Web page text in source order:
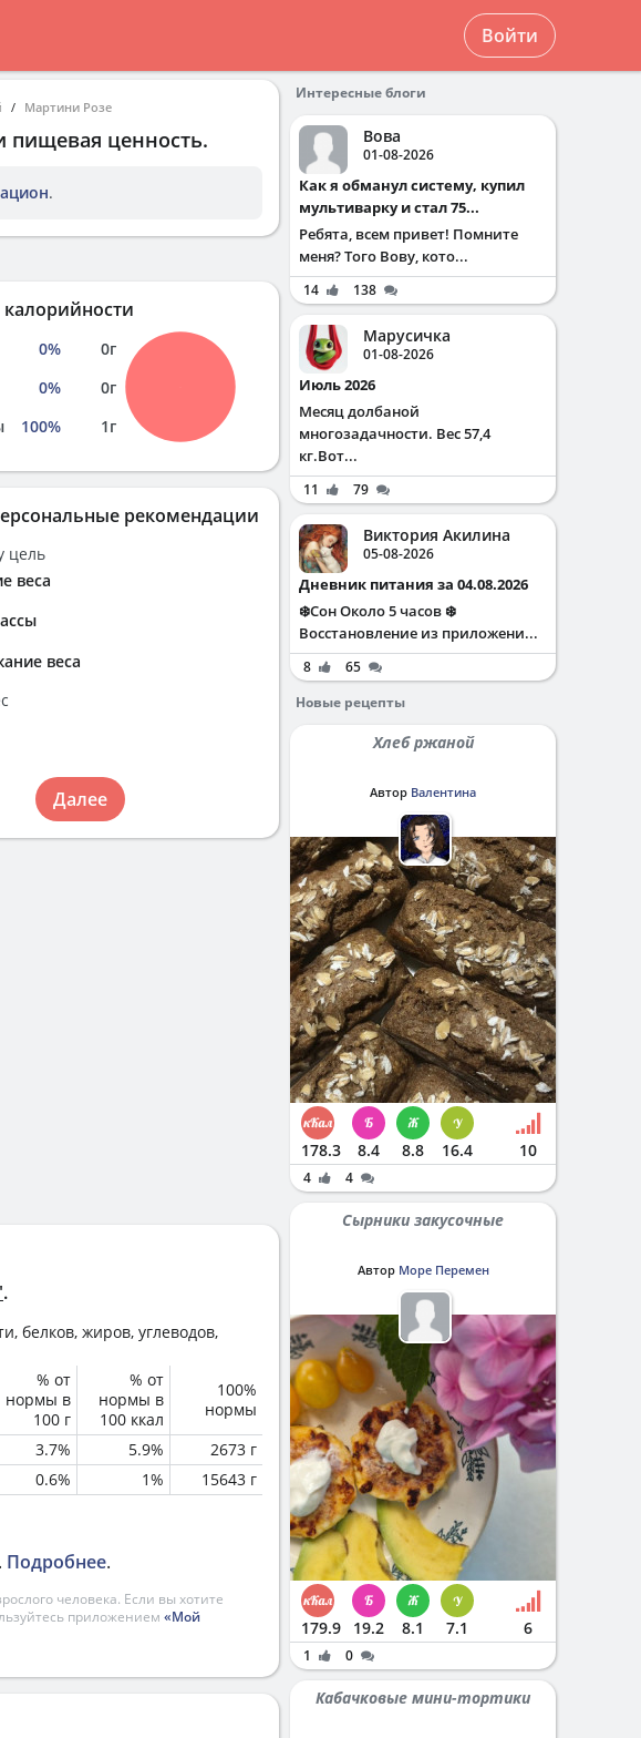
Войти
Мартини Розе
пищевая ценность.
.
.
белков, жиров, углеводов,
% от
нормы в
100 г
% от
нормы в
100 ккал
100%
нормы
3.7% 5.9%
2673 г
0.6% 1% 15643 г
Подробнее.
человека. Если вы хотите
приложением «Мой
0% 0г
0% 0г
100% 1г
рекомендации
цель
веса
веса
Далее
Интересные блоги
Вова
01-08-2026
Как я обманул систему, купил
мультиварку и стал 75...
Ребята, всем привет! Помните
меня? Того Вову, кото...
14 138
Марусичка
01-08-2026
Июль 2026
Месяц долбаной
многозадачности. Вес 57,4
кг.Вот...
11 79
Виктория Акилина
05-08-2026
Дневник питания за 04.08.2026
❄️Сон Около 5 часов ❄️
Восстановление из приложени...
8
65
Новые рецепты
Хлеб ржаной
Автор Валентина
178.3 8.4 8.8 16.4 10
4 4
Сырники закусочные
Автор Море Перемен
179.9 19.2 8.1 7.1 6
1 0
Кабачковые мини-тортики